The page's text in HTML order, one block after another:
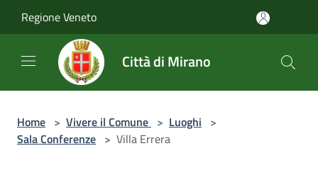
Regione Veneto
Città di Mirano
Home > Vivere il Comune > Luoghi >
Sala Conferenze > Villa Errera